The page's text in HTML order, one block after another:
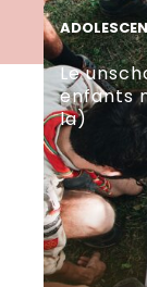
Le
enfants
la)